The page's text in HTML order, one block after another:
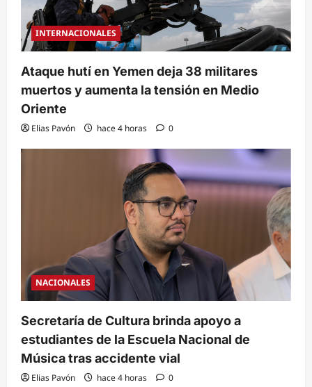
INTERNACIONALES
Ataque hutí en Yemen deja 38 militares
muertos y aumenta la tensión en Medio
Oriente
Elias Pavón hace 4 horas 0
NACIONALES
Secretaría de Cultura brinda apoyo a
estudiantes de la Escuela Nacional de
Música tras accidente vial
Elias Pavón hace 4 horas 0